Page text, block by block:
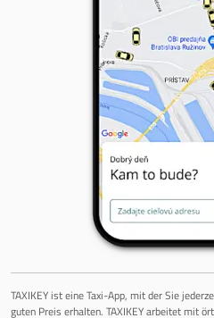
TAXIKEY ist eine Taxi-App, mit der Sie
guten Preis erhalten. TAXIKEY arbeitet mit